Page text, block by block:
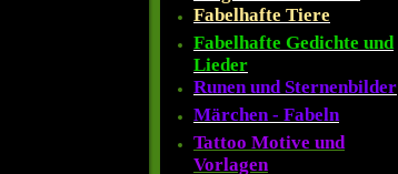
Fabelhafte Tiere
Fabelhafte Gedichte und
Lieder
Runen und Sternenbilder
Märchen - Fabeln
Tattoo Motive und
Vorlagen